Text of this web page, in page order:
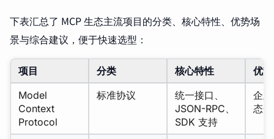
下表汇总了 MCP 生态主流项目的分类、核心特性、优势场
景与综合建议，便于快速选型：
项目 分类 核心特性
优
Model
Context
Protocol
标准协议
统一接口、
JSON-RPC、
SDK 支持
企
态